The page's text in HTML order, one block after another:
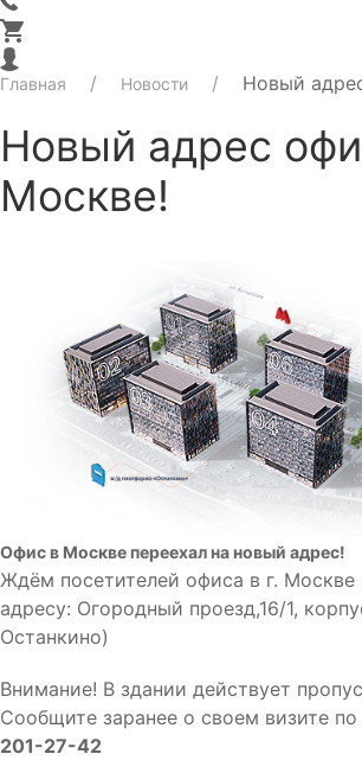
Главная Новости Новый
Новый адрес
Москве!
Офис в Москве переехал на новый адрес!
Ждём посетителей офиса в г. Москве
адресу: Огородный проезд,16/1,
Останкино)
Внимание! В здании действует
Сообщите заранее о своем визите по
201-27-42